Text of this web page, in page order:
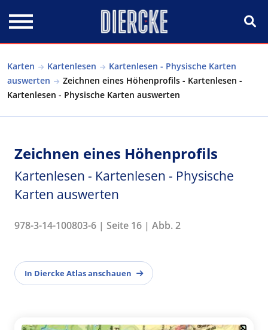
Karten Kartenlesen
Kartenlesen - Physische Karten
auswerten
Zeichnen eines Höhenprofils - Kartenlesen -
Kartenlesen - Physische Karten auswerten
Zeichnen eines Höhenprofils
Kartenlesen - Kartenlesen - Physische
Karten auswerten
978-3-14-100803-6 | Seite 16 | Abb. 2
In Diercke Atlas anschauen